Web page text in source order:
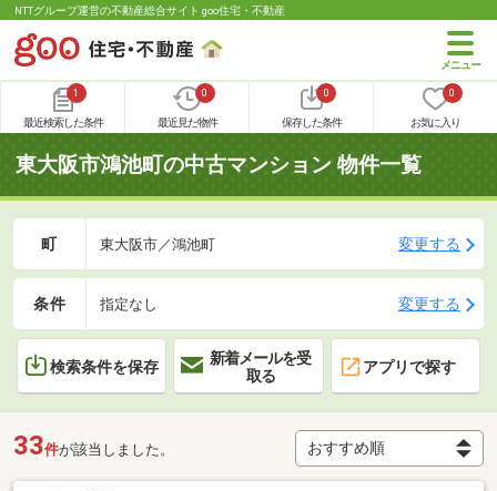
NTTグループ運営の不動産総合サイト goo住宅・不動産
1
最近検索した条件
0
最近見た物件
0
保存した条件
0
お気に入り
東大阪市鴻池町の中古マンション 物件一覧
町 東大阪市／鴻池町 変更する
条件 指定なし 変更する
検索条件を保存
新着メールを受
取る
アプリで探す
33件が該当しました。